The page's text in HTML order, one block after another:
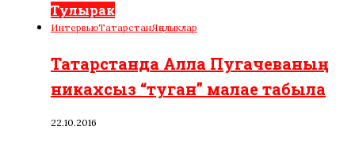
Тулырак
ИнтервьюТатарстанЯңалыклар
Татарстанда Алла Пугачеваның
никахсыз “туган” малае табыла
22.10.2016